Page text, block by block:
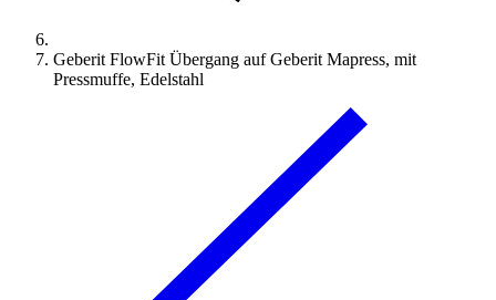
Geberit FlowFit Übergang auf Geberit Mapress, mit
Pressmuffe, Edelstahl